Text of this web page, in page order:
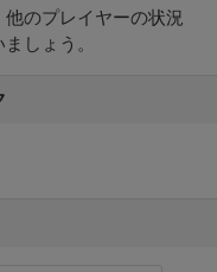
のプレイヤーの状況
しょう。